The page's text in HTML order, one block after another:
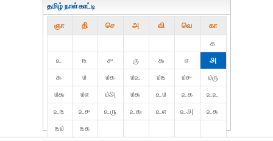
தமிழ் நாள்காட்டி
ஞா தி் செ அ வி வெ கா
௧
௨
௩ ௪ ௫ ௬ ௭
௮
௯
௰ ௰௧ ௰௨ ௰௩ ௰௪
௰௫
௰௬
௰௭ ௰௮ ௰௯ ௨௰ ௨௧
௨௨
௨௩
௨௪ ௨௫ ௨௬ ௨௭ ௨௮
௨௯
௩௰
௩௧